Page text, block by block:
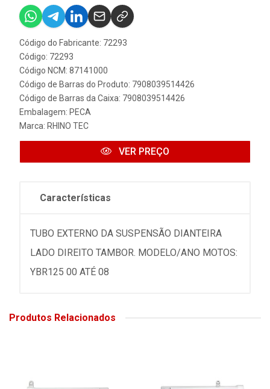
Código do Fabricante: 72293
Código: 72293
Código NCM: 87141000
Código de Barras do Produto: 7908039514426
Código de Barras da Caixa: 7908039514426
Embalagem: PECA
Marca: RHINO TEC
VER PREÇO
Características
TUBO EXTERNO DA SUSPENSÃO DIANTEIRA
LADO DIREITO TAMBOR. MODELO/ANO MOTOS:
YBR125 00 ATÉ 08
Produtos Relacionados